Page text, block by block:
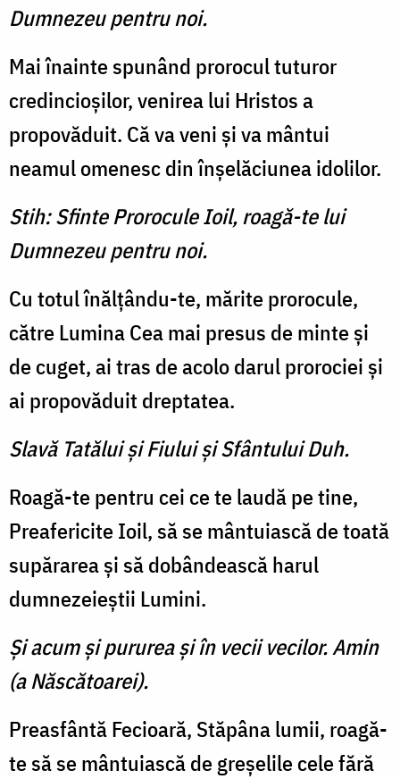
Dumnezeu pentru noi.
Mai înainte spunând proro­cul tuturor
credincioşilor, venirea lui Hristos a
propovăduit. Că va veni şi va mântui
neamul ome­nesc din înşelăciunea idolilor.
Stih: Sfinte Prorocule Ioil, roagă-te lui
Dumnezeu pentru noi.
Cu totul înălţându-te, mărite prorocule,
către Lumina Cea mai presus de minte şi
de cuget, ai tras de acolo darul prorociei şi
ai propovăduit dreptatea.
Slavă Tatălui şi Fiului şi Sfântului Duh.
Roagă-te pentru cei ce te laudă pe tine,
Preafericite Ioil, să se mântuiască de toată
su­părarea şi să dobândească ha­rul
dumnezeieştii Lumini.
Şi acum şi pururea şi în vecii vecilor. Amin
(a Născătoarei).
Preasfântă Fecioară, Stăpâ­na lumii, roagă-
te să se mântu­iască de greşelile cele fără